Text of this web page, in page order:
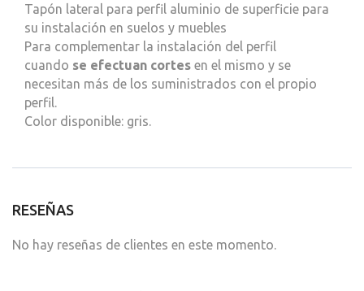
Tapón lateral para perfil aluminio de superficie para
su instalación en suelos y muebles
Para complementar la instalación del perfil
cuando se efectuan cortes en el mismo y se
necesitan más de los suministrados con el propio
perfil.
Color disponible: gris.
RESEÑAS
No hay reseñas de clientes en este momento.